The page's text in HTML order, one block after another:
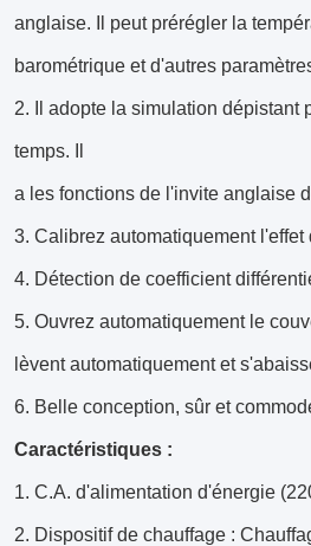
anglaise. Il peut prérégler la
barométrique et d'autres
2. Il adopte la simulation
temps. Il
a les fonctions de l'invite anglaise
3. Calibrez automatiquement
4. Détection de coefficient
5. Ouvrez automatiquement le
lèvent automatiquement et
6. Belle conception, sûr et
Caractéristiques :
1. C.A. d'alimentation d'énergie
2. Dispositif de chauffage :